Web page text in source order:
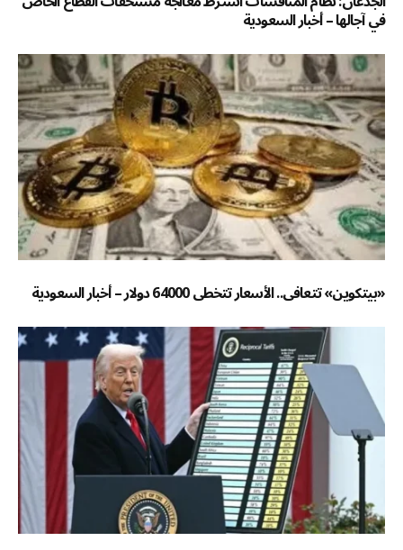
في آجالها – أخبار السعودية
«بيتكوين» تتعافى.. الأسعار تتخطى 64000 دولار – أخبار السعودية